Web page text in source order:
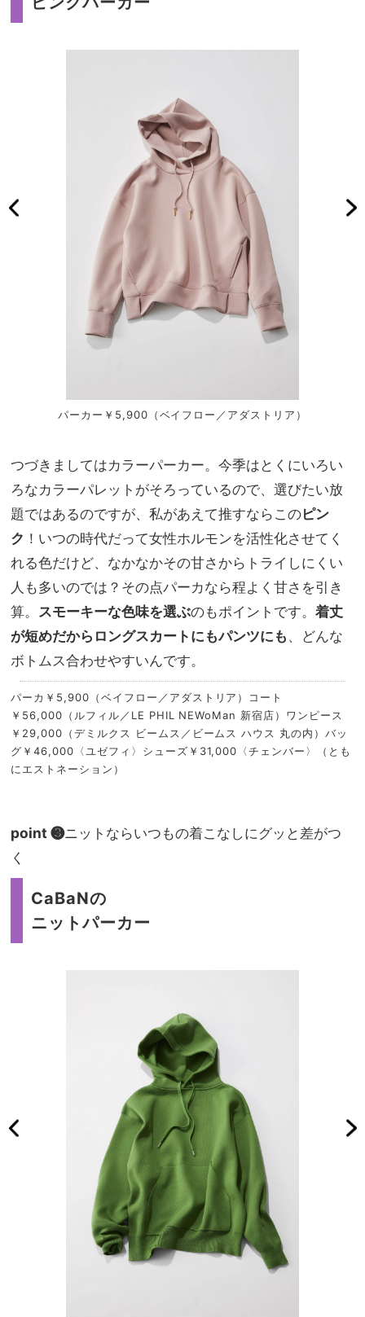
パーカー￥5,900（ベイフロー／アダストリア）
つづきましてはカラーパーカー。今季はとくにいろい
ろなカラーパレットがそろっているので、選びたい放
題ではあるのですが、私があえて推すならこのピン
ク ！いつの時代だって女性ホルモンを活性化させてく
れる色だけど、なかなかその甘さからトライしにくい
人も多いのでは？その点パーカなら程よく甘さを引き
算。 スモーキーな色味を選ぶのもポイントです。 着丈
が短めだからロングスカートにもパンツにも、どんな
ボトムス合わせやすいんです。
パーカ￥5,900（ベイフロー／アダストリア）コート
￥56,000（ルフィル／LE PHIL NEWoMan 新宿店）ワンピース
￥29,000（デミルクス ビームス／ビームス ハウス 丸の内）バッ
グ￥46,000〈ユゼフィ〉シューズ￥31,000〈チェンバー〉（とも
にエストネーション）
point ❸ニットならいつもの着こなしにグッと差がつ
く
CaBaNの
ニットパーカー